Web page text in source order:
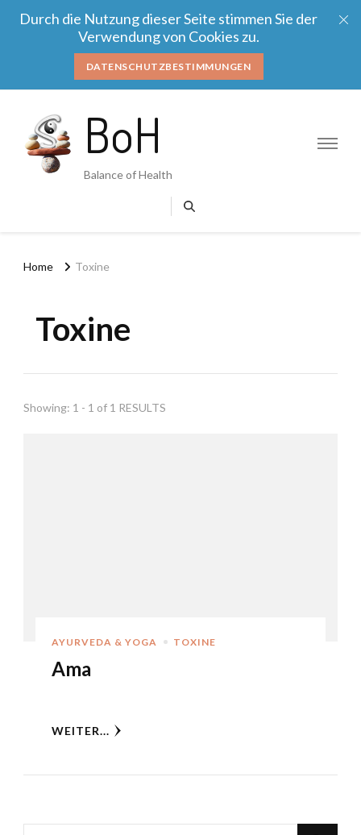
Durch die Nutzung dieser Seite stimmen Sie der
Verwendung von Cookies zu.
DATENSCHUTZBESTIMMUNGEN
BoH
Balance of Health
Home Toxine
Toxine
Showing: 1 - 1 of 1 RESULTS
AYURVEDA & YOGA TOXINE
Ama
WEITER...